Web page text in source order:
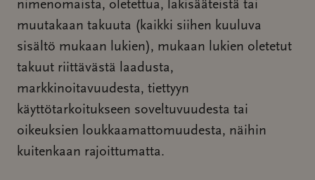
nimenomaista, oletettua, lakisääteistä tai
muutakaan takuuta (kaikki siihen kuuluva
sisältö mukaan lukien), mukaan lukien oletetut
takuut riittävästä laadusta,
markkinoitavuudesta, tiettyyn
käyttötarkoitukseen soveltuvuudesta tai
oikeuksien loukkaamattomuudesta, näihin
kuitenkaan rajoittumatta.